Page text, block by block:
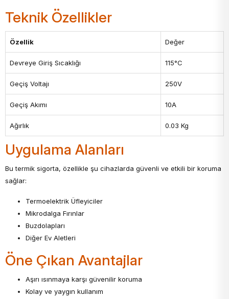
Teknik Özellikler
Özellik Değer
Devreye Giriş Sıcaklığı 115°C
Geçiş Voltajı 250V
Geçiş Akımı 10A
Ağırlık 0.03 Kg
Uygulama Alanları
Bu termik sigorta, özellikle şu cihazlarda güvenli ve etkili bir koruma
sağlar:
Termoelektrik Üfleyiciler
Mikrodalga Fırınlar
Buzdolapları
Diğer Ev Aletleri
Öne Çıkan Avantajlar
Aşırı ısınmaya karşı güvenilir koruma
Kolay ve yaygın kullanım